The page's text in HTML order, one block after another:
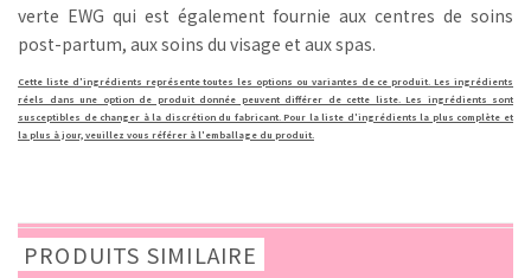
verte EWG qui est également fournie aux centres de soins
post-partum, aux soins du visage et aux spas.
Cette liste d'ingrédients représente toutes les options ou variantes de ce produit. Les ingrédients
réels dans une option de produit donnée peuvent différer de cette liste. Les ingrédients sont
susceptibles de changer à la discrétion du fabricant. Pour la liste d'ingrédients la plus complète et
la plus à jour, veuillez vous référer à l'emballage du produit.
PRODUITS SIMILAIRE